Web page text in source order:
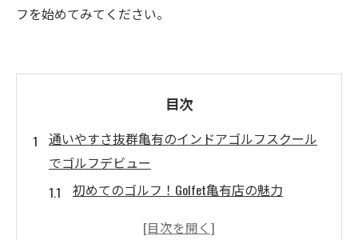
フを始めてみてください。
目次
通いやすさ抜群亀有のインドアゴルフスクール
でゴルフデビュー
初めてのゴルフ！Golfet亀有店の魅力
アクセス抜群！駅近で通いやすい立地